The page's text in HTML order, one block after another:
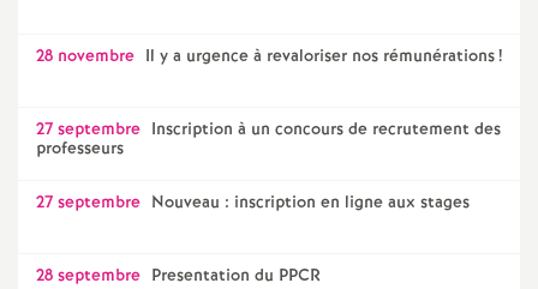
28 novembre Il y a urgence à revaloriser nos rémunérations!
27 septembre Inscription à un concours de recrutement des
professeurs
27 septembre Nouveau : inscription en ligne aux stages
28 septembre Presentation du PPCR